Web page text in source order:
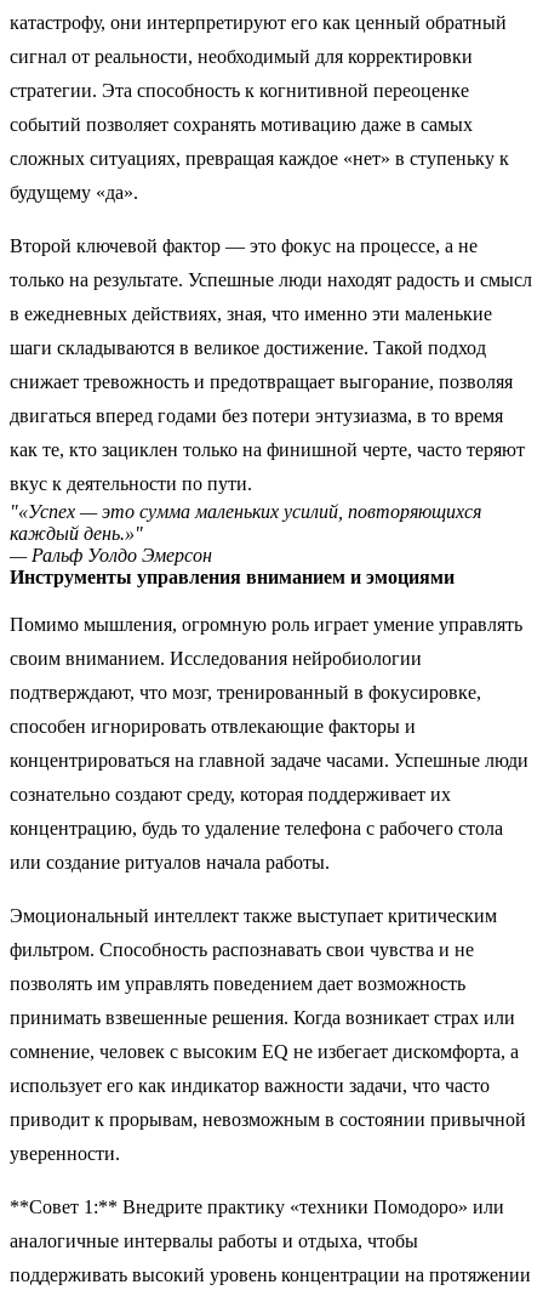
катастрофу, они интерпретируют его как ценный обратный
сигнал от реальности, необходимый для корректировки
стратегии. Эта способность к когнитивной переоценке
событий позволяет сохранять мотивацию даже в самых
сложных ситуациях, превращая каждое «нет» в ступеньку к
будущему «да».
Второй ключевой фактор — это фокус на процессе, а не
только на результате. Успешные люди находят радость и смысл
в ежедневных действиях, зная, что именно эти маленькие
шаги складываются в великое достижение. Такой подход
снижает тревожность и предотвращает выгорание, позволяя
двигаться вперед годами без потери энтузиазма, в то время
как те, кто зациклен только на финишной черте, часто теряют
вкус к деятельности по пути.
"«Успех — это сумма маленьких усилий, повторяющихся
каждый день.»"
— Ральф Уолдо Эмерсон
Инструменты управления вниманием и эмоциями
Помимо мышления, огромную роль играет умение управлять
своим вниманием. Исследования нейробиологии
подтверждают, что мозг, тренированный в фокусировке,
способен игнорировать отвлекающие факторы и
концентрироваться на главной задаче часами. Успешные люди
сознательно создают среду, которая поддерживает их
концентрацию, будь то удаление телефона с рабочего стола
или создание ритуалов начала работы.
Эмоциональный интеллект также выступает критическим
фильтром. Способность распознавать свои чувства и не
позволять им управлять поведением дает возможность
принимать взвешенные решения. Когда возникает страх или
сомнение, человек с высоким EQ не избегает дискомфорта, а
использует его как индикатор важности задачи, что часто
приводит к прорывам, невозможным в состоянии привычной
уверенности.
**Совет 1:** Внедрите практику «техники Помодоро» или
аналогичные интервалы работы и отдыха, чтобы
поддерживать высокий уровень концентрации на протяжении